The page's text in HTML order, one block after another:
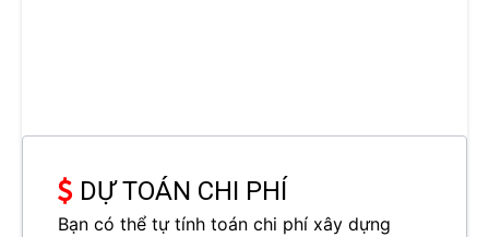
DỰ TOÁN CHI PHÍ
Bạn có thể tự tính toán chi phí xây dựng